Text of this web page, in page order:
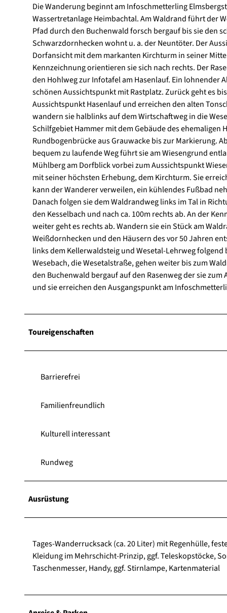
Die Wanderung beginnt am Infoschmetterling
Wassertretanlage Heimbachtal. Am Waldrand führt der
Pfad durch den Buchenwald forsch bergauf bis sie den
Schwarzdornhecken wohnt u. a. der Neuntöter. Der
Dorfansicht mit dem markanten Kirchturm in seiner
Kennzeichnung orientieren sie sich nach rechts. Der
den Hohlweg zur Infotafel am Hasenlauf. Ein lohnender
schönen Aussichtspunkt mit Rastplatz. Zurück geht es
Aussichtspunkt Hasenlauf und erreichen den alten
wandern sie halblinks auf dem Wirtschaftweg in die
Schilfgebiet Hammer mit dem Gebäude des
Rundbogenbrücke aus Grauwacke bis zur Markierung.
bequem zu laufende Weg führt sie am Wiesengrund
Mühlberg am Dorfblick vorbei zum Aussichtspunkt
mit seiner höchsten Erhebung, dem Kirchturm. Sie
kann der Wanderer verweilen, ein kühlendes Fußbad
Danach folgen sie dem Waldrandweg links im Tal in
den Kesselbach und nach ca. 100m rechts ab. An der
weiter geht es rechts ab. Wandern sie ein Stück am
Weißdornhecken und den Häusern des vor 50 Jahren
links dem Kellerwaldsteig und Wesetal-Lehrweg
Wesebach, die Wesetalstraße, gehen weiter bis zum
den Buchenwald bergauf auf den Rasenweg der sie
und sie erreichen den Ausgangspunkt am
Toureigenschaften
Barrierefrei
Familienfreundlich
Kulturell interessant
Rundweg
Ausrüstung
Tages-Wanderrucksack (ca. 20 Liter) mit Regenhülle,
Kleidung im Mehrschicht-Prinzip, ggf. Teleskopstöcke,
Taschenmesser, Handy, ggf. Stirnlampe, Kartenmaterial